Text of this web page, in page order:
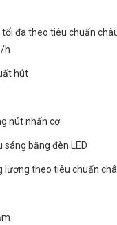
đa theo tiêu chuẩn
/h
hút
nút nhấn cơ
sáng bằng đèn LED
lương theo tiêu chuẩn